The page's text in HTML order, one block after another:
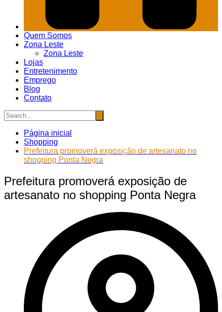
Quem Somos
Zona Leste
Zona Leste
Lojas
Entretenimento
Emprego
Blog
Contato
Página inicial
Shopping
Prefeitura promoverá exposição de artesanato no
shopping Ponta Negra
Prefeitura promoverá exposição de
artesanato no shopping Ponta Negra